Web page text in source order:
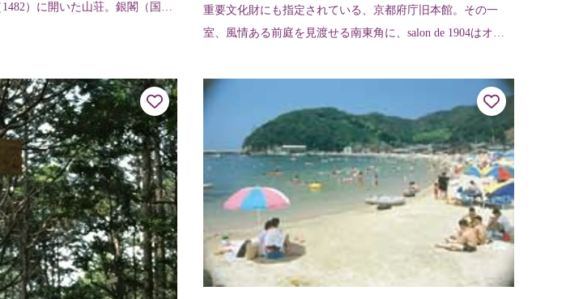
）に開いた山荘。銀閣（国
重要文化財にも指定されている、京都府庁旧本館。その一
室、風情ある前庭を見渡せる南東角に、salon de 1904はオー
ーペットはそのまま活...